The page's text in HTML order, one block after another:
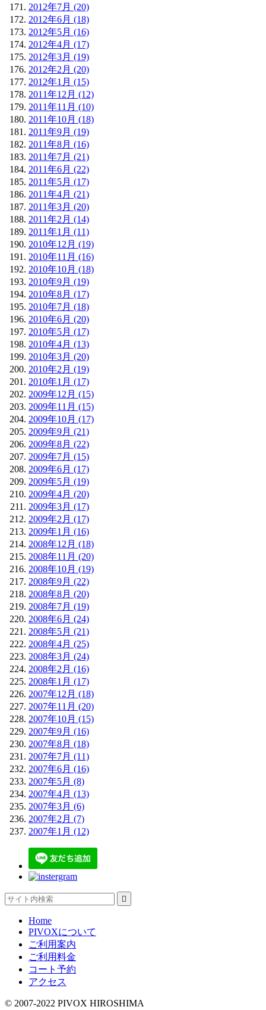
2012年7月 (20)
2012年6月 (18)
2012年5月 (16)
2012年4月 (17)
2012年3月 (19)
2012年2月 (20)
2012年1月 (15)
2011年12月 (12)
2011年11月 (10)
2011年10月 (18)
2011年9月 (19)
2011年8月 (16)
2011年7月 (21)
2011年6月 (22)
2011年5月 (17)
2011年4月 (21)
2011年3月 (20)
2011年2月 (14)
2011年1月 (11)
2010年12月 (19)
2010年11月 (16)
2010年10月 (18)
2010年9月 (19)
2010年8月 (17)
2010年7月 (18)
2010年6月 (20)
2010年5月 (17)
2010年4月 (13)
2010年3月 (20)
2010年2月 (19)
2010年1月 (17)
2009年12月 (15)
2009年11月 (15)
2009年10月 (17)
2009年9月 (21)
2009年8月 (22)
2009年7月 (15)
2009年6月 (17)
2009年5月 (19)
2009年4月 (20)
2009年3月 (17)
2009年2月 (17)
2009年1月 (16)
2008年12月 (18)
2008年11月 (20)
2008年10月 (19)
2008年9月 (22)
2008年8月 (20)
2008年7月 (19)
2008年6月 (24)
2008年5月 (21)
2008年4月 (25)
2008年3月 (24)
2008年2月 (16)
2008年1月 (17)
2007年12月 (18)
2007年11月 (20)
2007年10月 (15)
2007年9月 (16)
2007年8月 (18)
2007年7月 (11)
2007年6月 (16)
2007年5月 (8)
2007年4月 (13)
2007年3月 (6)
2007年2月 (7)
2007年1月 (12)

Home
PIVOXについて
ご利用案内
ご利用料金
コート予約
アクセス
© 2007-2022 PIVOX HIROSHIMA